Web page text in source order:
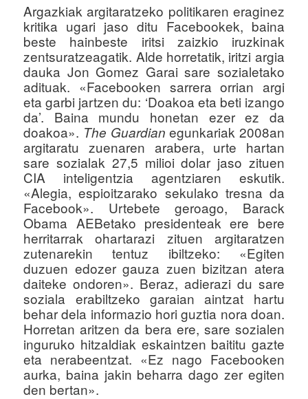
Argazkiak argitaratzeko politikaren eraginez
kritika ugari jaso ditu Facebookek, baina
beste hainbeste iritsi zaizkio iruzkinak
zentsuratzeagatik. Alde horretatik, iritzi argia
dauka Jon Gomez Garai sare sozialetako
adituak. «Facebooken sarrera orrian argi
eta garbi jartzen du: ‘Doakoa eta beti izango
da’. Baina mundu honetan ezer ez da
doakoa». The Guardian egunkariak 2008an
argitaratu zuenaren arabera, urte hartan
sare sozialak 27,5 milioi dolar jaso zituen
CIA inteligentzia agentziaren eskutik.
«Alegia, espioitzarako sekulako tresna da
Facebook». Urtebete geroago, Barack
Obama AEBetako presidenteak ere bere
herritarrak ohartarazi zituen argitaratzen
zutenarekin tentuz ibiltzeko: «Egiten
duzuen edozer gauza zuen bizitzan atera
daiteke ondoren». Beraz, adierazi du sare
soziala erabiltzeko garaian aintzat hartu
behar dela informazio hori guztia nora doan.
Horretan aritzen da bera ere, sare sozialen
inguruko hitzaldiak eskaintzen baititu gazte
eta nerabeentzat. «Ez nago Facebooken
aurka, baina jakin beharra dago zer egiten
den bertan».